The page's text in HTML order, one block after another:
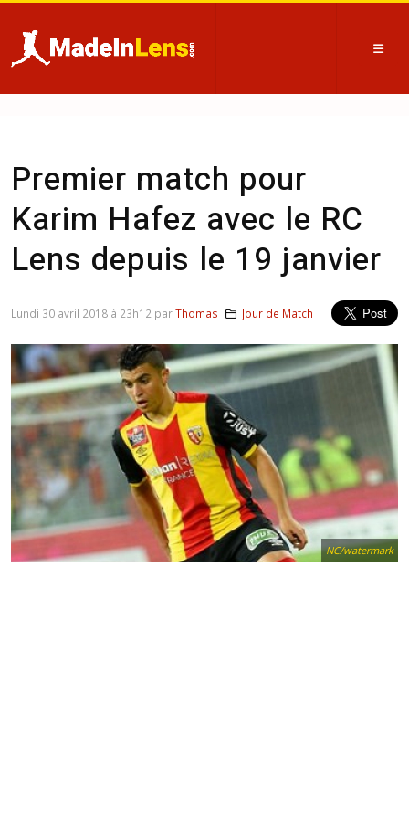
Premier match pour
Karim Hafez avec le RC
Lens depuis le 19 janvier
NC/watermark
Lundi 30 avril 2018 à 23h12 parThomas Jour de Match